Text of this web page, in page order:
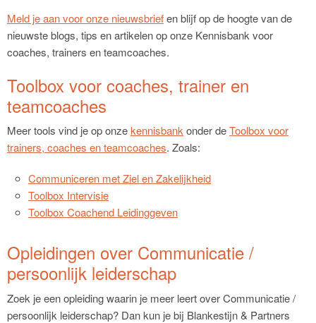
Meld je aan voor onze nieuwsbriefen blijf op de hoogte van de
nieuwste blogs, tips en artikelen op onze Kennisbank voor
coaches, trainers en teamcoaches.
Toolbox voor coaches, trainer en
teamcoaches
Meer tools vind je op onzekennisbankonder deToolbox voor
trainers, coaches en teamcoaches. Zoals:
Communiceren met Ziel en Zakelijkheid
Toolbox Intervisie
Toolbox Coachend Leidinggeven
Opleidingen over Communicatie /
persoonlijk leiderschap
Zoek je een opleiding waarin je meer leert over Communicatie /
persoonlijk leiderschap? Dan kun je bij Blankestijn & Partners